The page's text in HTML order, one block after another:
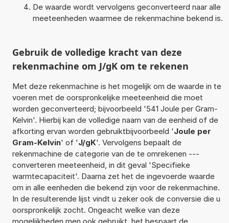
De waarde wordt vervolgens geconverteerd naar alle
meeteenheden waarmee de rekenmachine bekend is.
Gebruik de volledige kracht van deze
rekenmachine om J/gK om te rekenen
Met deze rekenmachine is het mogelijk om de waarde in te
voeren met de oorspronkelijke meeteenheid die moet
worden geconverteerd; bijvoorbeeld '541 Joule per Gram-
Kelvin'. Hierbij kan de volledige naam van de eenheid of de
afkorting ervan worden gebruiktbijvoorbeeld 'Joule per
Gram-Kelvin' of 'J/gK'. Vervolgens bepaalt de
rekenmachine de categorie van de te omrekenen ---
converteren meeteenheid, in dit geval 'Specifieke
warmtecapaciteit'. Daarna zet het de ingevoerde waarde
om in alle eenheden die bekend zijn voor de rekenmachine.
In de resulterende lijst vindt u zeker ook de conversie die u
oorspronkelijk zocht. Ongeacht welke van deze
mogelijkheden men ook gebruikt, het bespaart de